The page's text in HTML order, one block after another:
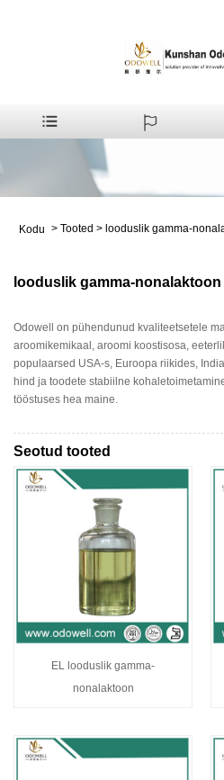
Kodu > Tooted > looduslik gamma-
looduslik gamma-nonalaktoon
Odowell on pühendunud kvaliteetsetele
aroomikemikaal, aroomi koostisosa,
populaarsed USA-s, Euroopa riikides,
hind ja toodete stabiilne
tööstuses hea maine.
Seotud tooted
EL looduslik gamma-
nonalaktoon